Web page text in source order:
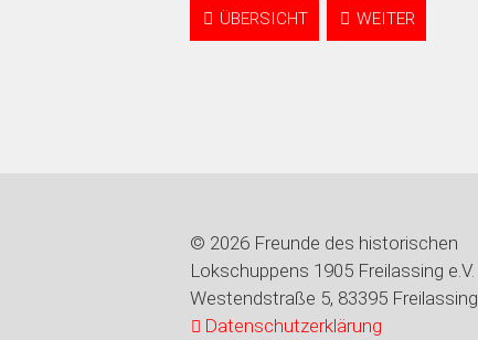
ÜBERSICHT WEITER
© 2026 Freunde des historischen
Lokschuppens 1905 Freilassing e.V.
Westendstraße 5, 83395 Freilassing
Datenschutzerklärung